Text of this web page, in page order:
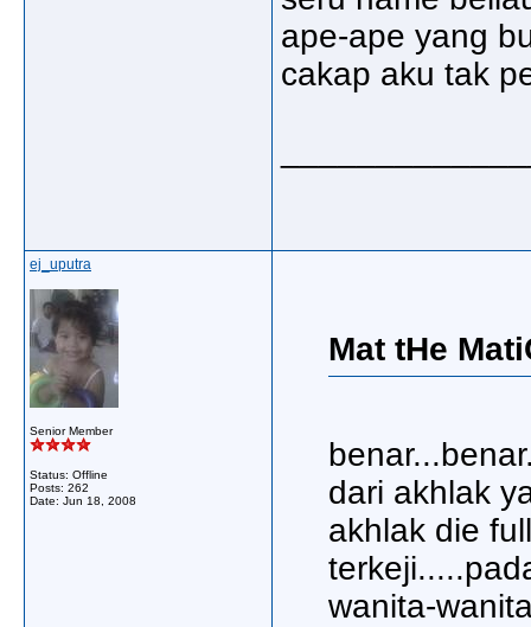
ape-ape yang
cakap aku tak
ej_uputra
Senior Member
Status: Offline
Posts: 262
Date: Jun 18, 2008
Mat tHe
dari akhlak
akhlak die
wanita-